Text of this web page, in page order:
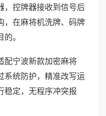
，控牌器接收到信号后
，在麻将机洗牌、码牌
。
配宁波新款加密麻将
系统防护，精准改写运
稳定，无程序冲突报